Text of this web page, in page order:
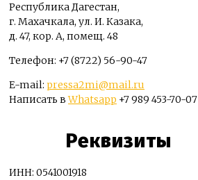
Республика Дагестан,
г. Махачкала, ул. И. Казака,
д. 47, кор. А, помещ. 48
Телефон: +7 (8722) 56-90-47
E-mail: pressa2mi@mail.ru
Написать вWhatsapp +7 989 453-70-07
Реквизиты
ИНН: 0541001918